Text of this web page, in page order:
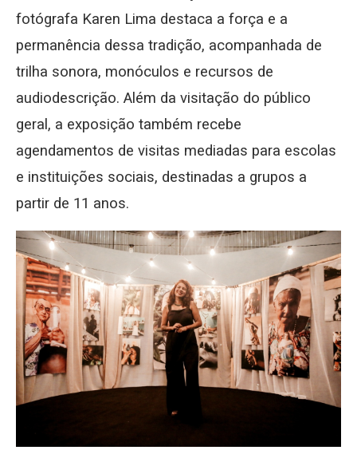
fotógrafa Karen Lima destaca a força e a
permanência dessa tradição, acompanhada de
trilha sonora, monóculos e recursos de
audiodescrição. Além da visitação do público
geral, a exposição também recebe
agendamentos de visitas mediadas para escolas
e instituições sociais, destinadas a grupos a
partir de 11 anos.